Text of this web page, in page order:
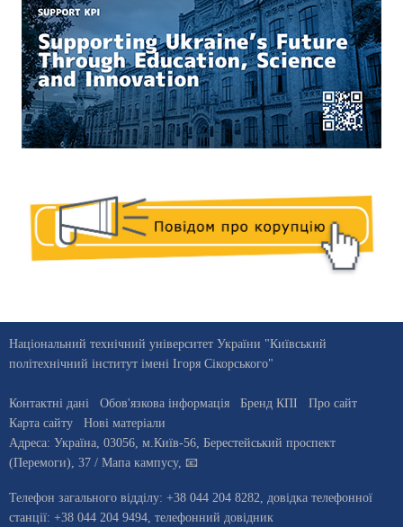
Національний технічний університет України "Київський
політехнічний інститут імені Ігоря Сікорського"
Контактні дані Обов'язкова інформація Бренд КПІ
Про сайт
Карта сайту
Нові матеріали
Адреса: Україна 03056 , м. Київ-56, Берестейський проспект
(Перемоги), 37 / Мапа кампусу, 📧
Телефон загального відділу: +38 044 204 8282 , довiдка телефонної
станцiї: +38 044 204 9494 телефонний довідник